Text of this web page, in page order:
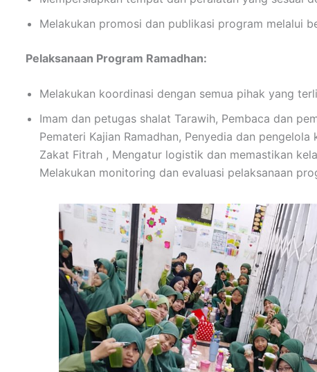
Melakukan promosi dan publikasi program melalui
Pelaksanaan Program Ramadhan:
Melakukan koordinasi dengan semua pihak yang
Imam dan petugas shalat Tarawih, Pembaca dan
Pemateri Kajian Ramadhan, Penyedia dan
Zakat Fitrah , Mengatur logistik dan memastikan
Melakukan monitoring dan evaluasi pelaksanaan